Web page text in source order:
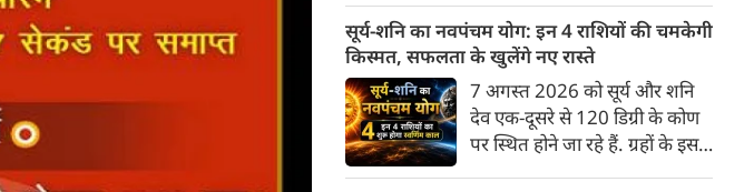
अधिक दिखाई नहीं देतीं, किंतु उनके
बिना संपूर्ण व्यवस्था अधूरी प्रतीत
होती है। भारतीय रसोई का तेजपत्ता
भी ऐसी ही एक विलक्षण वनौषधि है।
अधिकांश लोग उसे केवल पुलाव,
सब्ज़ी या मसालों का एक सामान्य
घटक मानते हैं, किंतु भारतीय परंपरा
सूर्य-शनि का नवपंचम योग: इन 4 राशियों की चमकेगी
किस्मत, सफलता के खुलेंगे नए रास्ते
7 अगस्त 2026 को सूर्य और शनि
देव एक-दूसरे से 120 डिग्री के कोण
पर स्थित होने जा रहे हैं. ग्रहों के इस